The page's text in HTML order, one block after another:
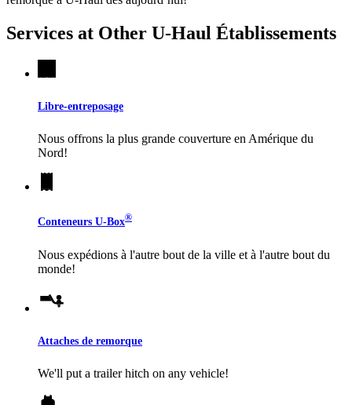
Services at Other U-Haul Établissements
Libre-entreposage
Nous offrons la plus grande couverture en Amérique du
Nord!
Conteneurs U-Box®
Nous expédions à l'autre bout de la ville et à l'autre bout du
monde!
Attaches de remorque
We'll put a trailer hitch on any vehicle!